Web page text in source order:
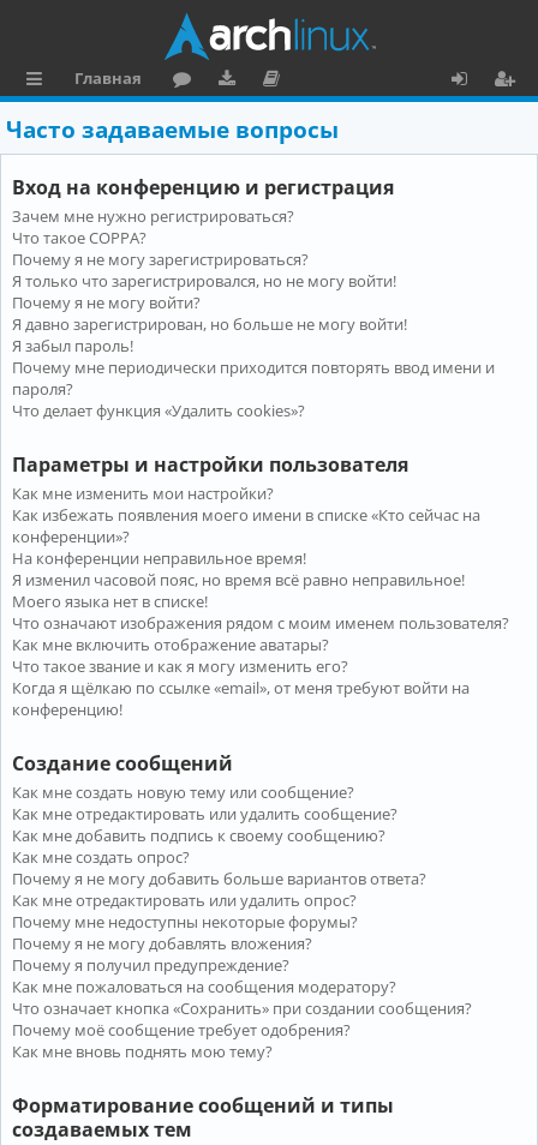
ы
л
к
и
Главная
ру
м
ру
зк
и
ку
м
е
н
та
ц
и
я
о
и
Часто задаваемые вопросы
Вход на конференцию и регистрация
Зачем мне нужно регистрироваться?
Что такое COPPA?
Почему я не могу зарегистрироваться?
Я только что зарегистрировался, но не могу войти!
Почему я не могу войти?
Я давно зарегистрирован, но больше не могу войти!
Я забыл пароль!
Почему мне периодически приходится повторять ввод имени и
пароля?
Что делает функция «Удалить cookies»?
Параметры и настройки пользователя
Как мне изменить мои настройки?
Как избежать появления моего имени в списке «Кто сейчас на
конференции»?
На конференции неправильное время!
Я изменил часовой пояс, но время всё равно неправильное!
Моего языка нет в списке!
Что означают изображения рядом с моим именем пользователя?
Как мне включить отображение аватары?
Что такое звание и как я могу изменить его?
Когда я щёлкаю по ссылке «email», от меня требуют войти на
конференцию!
Создание сообщений
Как мне создать новую тему или сообщение?
Как мне отредактировать или удалить сообщение?
Как мне добавить подпись к своему сообщению?
Как мне создать опрос?
Почему я не могу добавить больше вариантов ответа?
Как мне отредактировать или удалить опрос?
Почему мне недоступны некоторые форумы?
Почему я не могу добавлять вложения?
Почему я получил предупреждение?
Как мне пожаловаться на сообщения модератору?
Что означает кнопка «Сохранить» при создании сообщения?
Почему моё сообщение требует одобрения?
Как мне вновь поднять мою тему?
Форматирование сообщений и типы
создаваемых тем